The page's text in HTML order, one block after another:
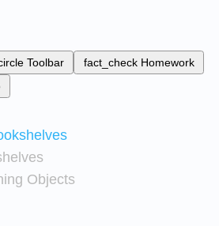
Toolbar fact_check Homework
Objects